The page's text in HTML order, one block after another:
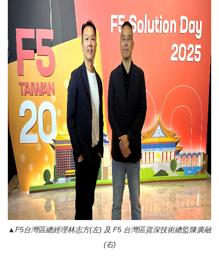
F5台灣區總經理林志方(左) 及 F5 台灣區資深技術總監陳廣融
(右)